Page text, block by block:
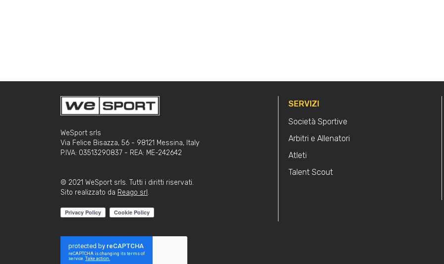
WeSport srls
Via Felice Bisazza, 56 - 98121 Messina, Italy
P.IVA: 03513290837 - REA: ME-242642
© 2021 WeSport srls. Tutti i diritti riservati.
Sito realizzato da Reago srl .
SERVIZI
Società Sportive
Arbitri e Allenatori
Atleti
Talent Scout